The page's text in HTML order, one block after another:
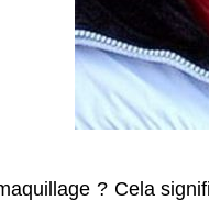
? Cela